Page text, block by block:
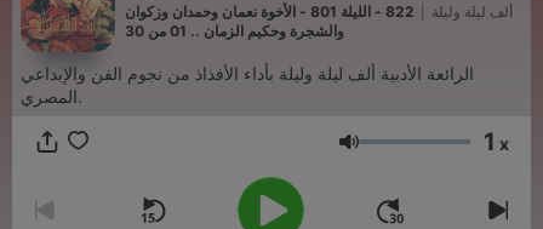
ألف ليلة وليلة
822 - الليلة 801 - الأخوة نعمان وحمدان وزكوان
والشجرة وحكيم الزمان .. 01 من 30
الرائعة الأدبية ألف ليلة وليلة بأداء الأفذاذ من نجوم الفن والإبداعي
المصري.
Volume 1 x